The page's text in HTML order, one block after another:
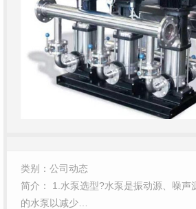
类别：公司动态
简介： 1.水泵选型?水泵是振动源、噪声
的水泵以减少…